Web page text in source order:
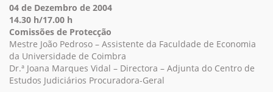
04 de Dezembro de 2004
14.30 h/17.00 h
Comissões de Protecção
Mestre João Pedroso – Assistente da Faculdade de Economia
da Universidade de Coimbra
Dr.ª Joana Marques Vidal – Directora – Adjunta do Centro de
Estudos Judiciários Procuradora-Geral